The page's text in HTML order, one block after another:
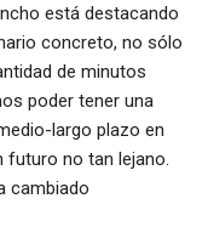
está destacando
concreto, no sólo
de minutos
poder tener una
largo plazo en
futuro no tan lejano.
cambiado